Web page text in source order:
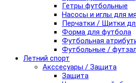
Гетры футбольные
Насосы и иглы для
Перчатки / Щитки
Форма для футбола
Футбольная
Футбольные /
Летний спорт
Акссесуары / Защита
Защита